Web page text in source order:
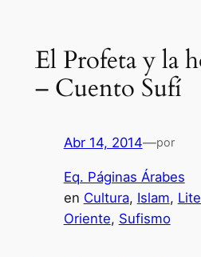
El Profeta y la
– Cuento Sufí
Abr 14, 2014—por
Eq. Páginas Árabes
en Cultura, Islam,
Oriente, Sufismo